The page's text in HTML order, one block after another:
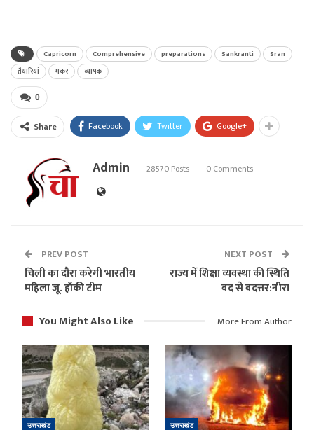
Capricorn Comprehensive preparations Sankranti
Sran
तैयारियां
मकर व्यापक
0
Share Facebook Twitter Google+
Admin 28570 Posts 0 Comments
PREV POST
चिली का दौरा करेगी भारतीय
महिला जू. हॉकी टीम
NEXT POST
राज्य में शिक्षा व्यवस्था की स्थिति
बद से बदत्तर:नीरा
You Might Also Like
More From Author
उत्तराखंड उत्तराखंड